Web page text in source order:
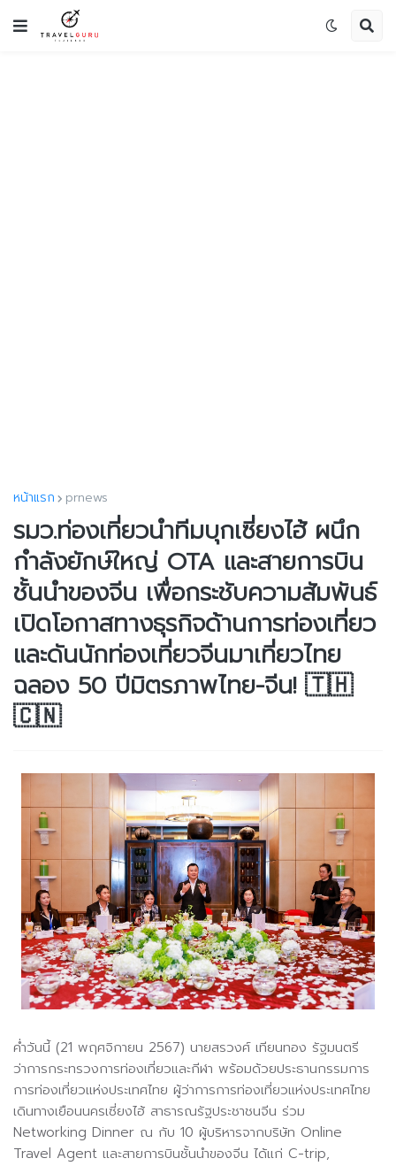
หน้าแรก prnews
รมว.ท่องเที่ยวนำทีมบุกเซี่ยงไฮ้ ผนึก
กำลังยักษ์ใหญ่ OTA และสายการบิน
ชั้นนำของจีน เพื่อกระชับความสัมพันธ์
เปิดโอกาสทางธุรกิจด้านการท่องเที่ยว
และดันนักท่องเที่ยวจีนมาเที่ยวไทย
ฉลอง 50 ปีมิตรภาพไทย-จีน! 🇹🇭
🇨🇳
ค่ำวันนี้ (21 พฤศจิกายน 2567) นายสรวงศ์ เทียนทอง รัฐมนตรี
ว่าการกระทรวงการท่องเที่ยวและกีฬา พร้อมด้วยประธานกรรมการ
การท่องเที่ยวแห่งประเทศไทย ผู้ว่าการการท่องเที่ยวแห่งประเทศไทย
เดินทางเยือนนครเซี่ยงไฮ้ สาธารณรัฐประชาชนจีน ร่วม
Networking Dinner ณ กับ 10 ผู้บริหารจากบริษัท Online
Travel Agent และสายการบินชั้นนำของจีน ได้แก่ C-trip,